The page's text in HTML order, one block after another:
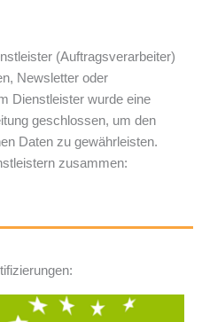
(Auftragsverarbeiter)
Newsletter oder
Dienstleister wurde eine
geschlossen, um den
Daten zu gewährleisten.
zusammen: